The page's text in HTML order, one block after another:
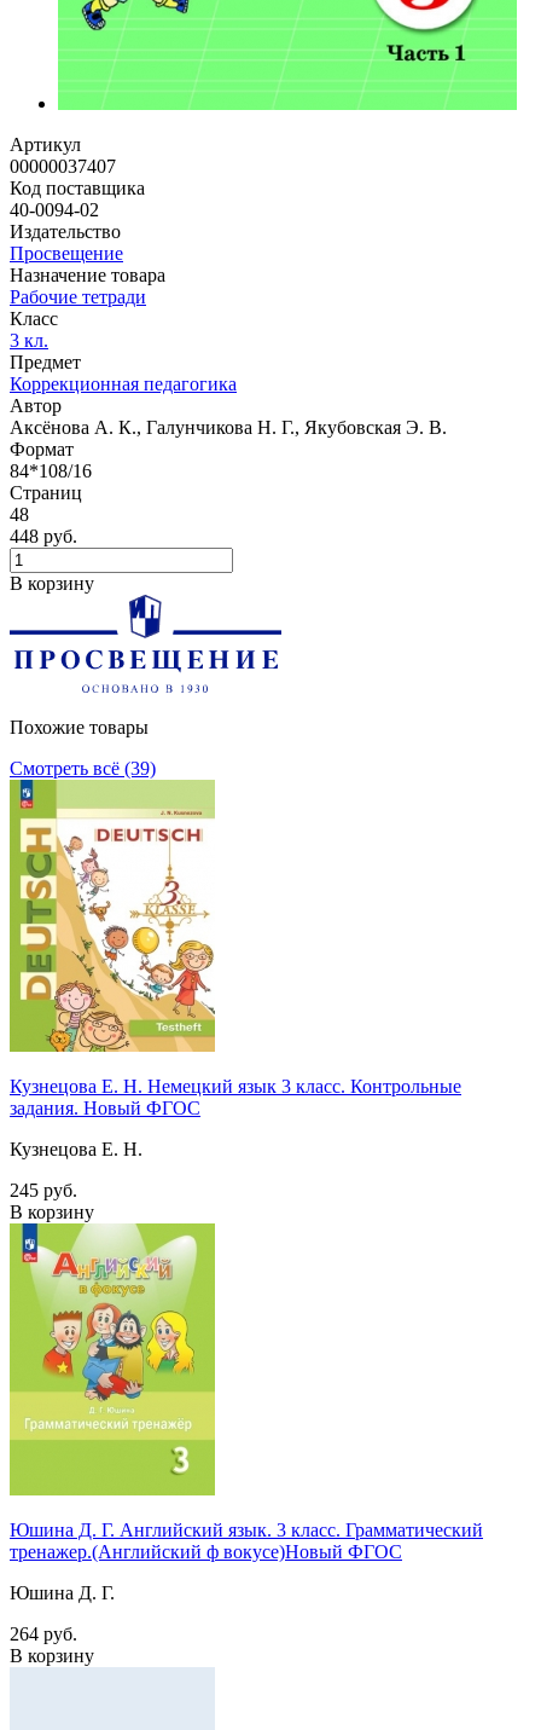
Артикул
00000037407
Код поставщика
40-0094-02
Издательство
Просвещение
Назначение товара
Рабочие тетради
Класс
3 кл.
Предмет
Коррекционная педагогика
Автор
Аксёнова А. К., Галунчикова Н. Г., Якубовская Э. В.
Формат
84*108/16
Страниц
48
448 руб.
В корзину
Похожие товары
Смотреть всё (39)
Кузнецова Е. Н. Немецкий язык 3 класс. Контрольные
задания. Новый ФГОС
Кузнецова Е. Н.
245 руб.
В корзину
Юшина Д. Г. Английский язык. 3 класс. Грамматический
тренажер.(Английский ф вокусе)Новый ФГОС
Юшина Д. Г.
264 руб.
В корзину